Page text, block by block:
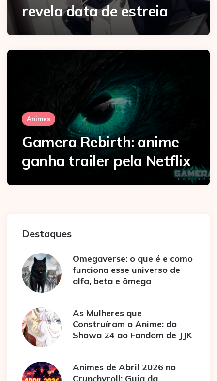
revela data de estreia
Animes
Gamera Rebirth: anime
ganha trailer pela Netflix
Destaques
Omegaverse: o que é e como
funciona esse universo de
alfa, beta e ômega
As Mulheres que
Construíram o Anime: do
Showa 24 ao Fandom de JJK
Animes de Abril 2026 no
Crunchyroll: Guia da